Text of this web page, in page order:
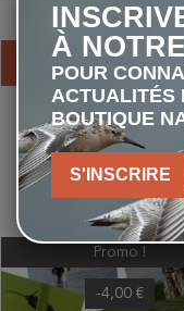
264,00 €
AJOUTER AU
VOUS
Promo !
-4,00 €
À
POUR
ACTUALITÉS
BOUTIQUE
S'INSCRIRE